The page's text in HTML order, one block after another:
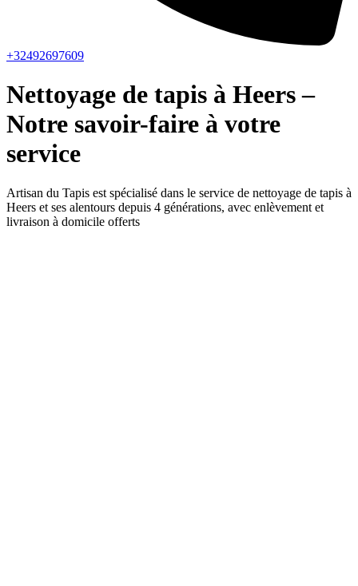
+32492697609
Nettoyage de tapis à Heers –
Notre savoir-faire à votre
service
Artisan du Tapis est spécialisé dans le service de nettoyage de tapis à
Heers et ses alentours depuis 4 générations, avec enlèvement et
livraison à domicile offerts